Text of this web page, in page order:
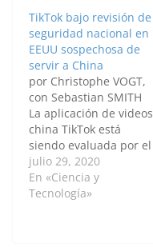
de telefonía móvil
TikTok, tras la apertura
de una investigación a
la 'app' por motivos de
seguridad nacional.
"Estamos analizando
Tiktok. Podríamos
prohibir TikTok,
podríamos…
TikTok bajo revisión de
seguridad nacional en
EEUU sospechosa de
servir a China
por Christophe VOGT,
con Sebastian SMITH
La aplicación de videos
china TikTok está
siendo evaluada por el
gobierno de Estados
Unidos por su
potencial riesgo de
julio 29, 2020
En «Ciencia y
Tecnología»